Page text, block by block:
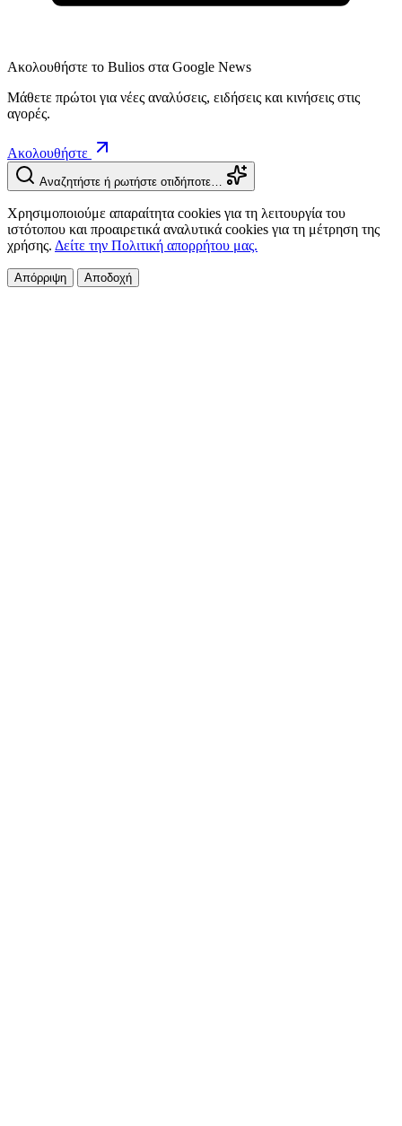
Ακολουθήστε το Bulios στα Google News
Μάθετε πρώτοι για νέες αναλύσεις, ειδήσεις και κινήσεις στις
αγορές.
Ακολουθήστε
Αναζητήστε ή ρωτήστε οτιδήποτε…
Χρησιμοποιούμε απαραίτητα cookies για τη λειτουργία του
ιστότοπου και προαιρετικά αναλυτικά cookies για τη μέτρηση της
χρήσης. Δείτε την Πολιτική απορρήτου μας.
Απόρριψη Αποδοχή